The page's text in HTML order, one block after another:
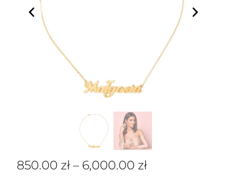
850.00 zł – 6,000.00 zł